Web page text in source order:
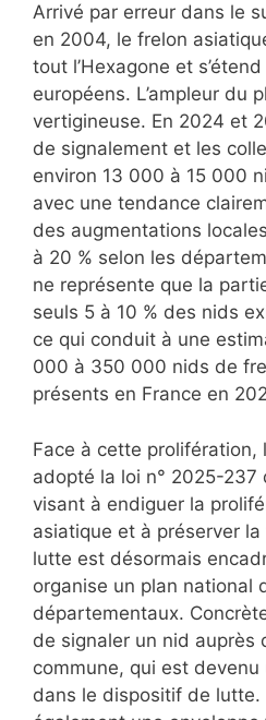
Arrivé par erreur dans le
en 2004, le frelon
tout l’Hexagone et
européens. L’ampleur du
vertigineuse. En 2024 et
de signalement et les
environ 13 000 à 15 000
avec une tendance
des augmentations
à 20 % selon les
ne représente que la
seuls 5 à 10 % des nids
ce qui conduit à une
000 à 350 000 nids de
présents en France en
Face à cette prolifération,
adopté la loi n° 2025-237
visant à endiguer la
asiatique et à préserver
lutte est désormais
organise un plan national
départementaux.
de signaler un nid auprès
commune, qui est
dans le dispositif de lutte.